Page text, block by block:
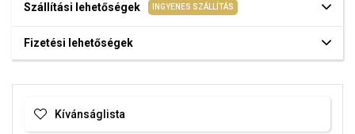
Szállítási lehetőségek INGYENES SZÁLLÍTÁS
Fizetési lehetőségek
Kívánságlista